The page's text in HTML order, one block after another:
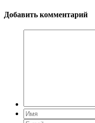
Добавить комментарий